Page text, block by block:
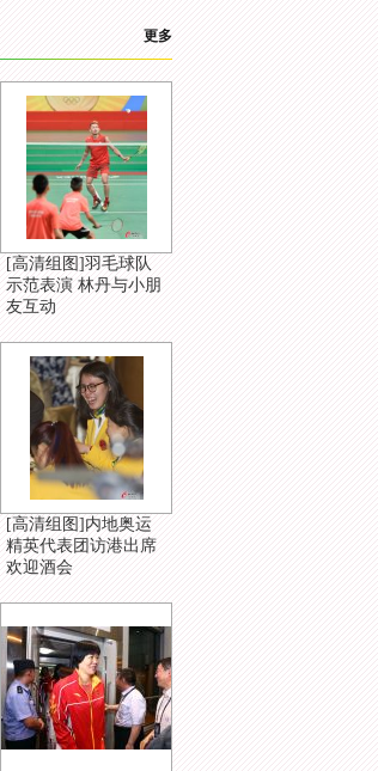
更多
[高清组图]羽毛球队
示范表演 林丹与小朋
友互动
[高清组图]内地奥运
精英代表团访港出席
欢迎酒会